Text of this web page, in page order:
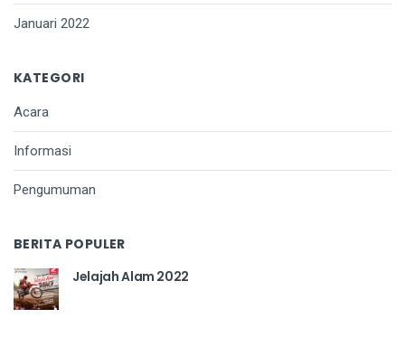
Januari 2022
KATEGORI
Acara
Informasi
Pengumuman
BERITA POPULER
Jelajah Alam 2022